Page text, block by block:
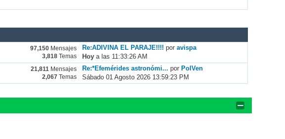
97,150 Mensajes
3,818 Temas
Re:ADIVINA EL PARAJE!!!! poravispa
Hoy a las 11:33:26 AM
21,811 Mensajes
2,067
Temas
Re:*Efemérides astronómi... por PolVen
Sábado 01 Agosto 2026 13:59:23 PM